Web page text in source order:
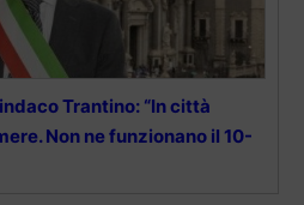
Trantino: “In città
Non ne funzionano il 10-